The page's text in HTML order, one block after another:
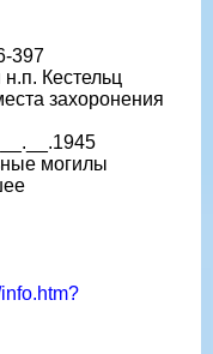
397
Кестельц
захоронения
могилы